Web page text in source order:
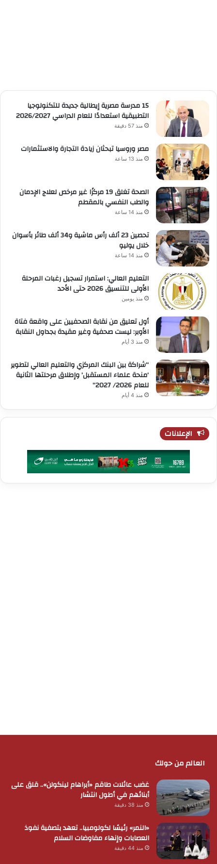
15 مدرسة مصرية إيطالية جديدة للتكنولوجيا
التطبيقية استعدادًا للعام الدراسي 2026/2027
منذ 57 دقيقة
مصر وروسيا تبحثان زيادة التجارة والاستثمارات
منذ 13 ساعة
الصحة تغلق 19 مركزًا غير مرخص لعلاج الإدمان
والطب النفسي بالمقطم
منذ 14 ساعة
تحصين 23 ألف رأس ماشية و34 ألف طائر بأسوان
خلال يوليو
منذ 14 ساعة
التعليم العالي: استمرار تسجيل رغبات المرحلة
الأولى للتنسيق 2026 حتى الأحد
منذ يومين
أول تعليق من نقابة الصحفيين على واقعة فتاة
الأوبر: ليست صحفية وغير مقيدة بجداول النقابة
منذ 3 أيام
“شراكة بين البنك المركزي والتعليم العالي لتطوير
‘منحة علماء المستقبل’ وإطلاق مرحلتها الثانية
للعام 2026/ 2027”
منذ 4 أيام
الإعلانات
العالم من حولك
غضب عائلات طاقم «أبراهام لينكولن».. قلق على
أبنائهم في أطول انتشار
منذ 38 دقيقة
«النمر» رئيسًا لكولومبيا.. تعهد بتصفية نفوذ
العصابات وإنهاء مفاوضات السلام
منذ 44 دقيقة